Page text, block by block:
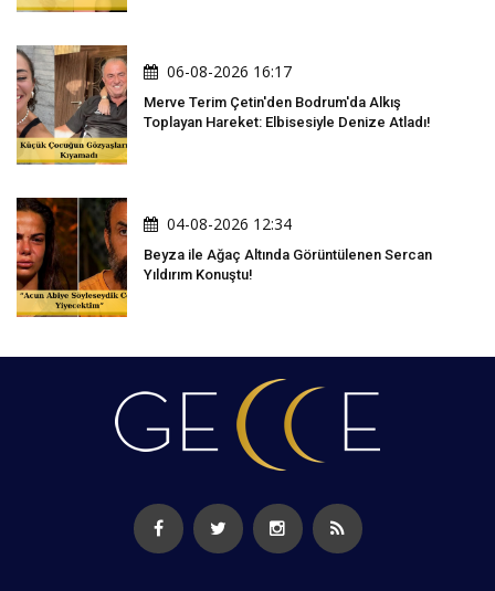
06-08-2026 16:17
Merve Terim Çetin'den Bodrum'da Alkış
Toplayan Hareket: Elbisesiyle Denize Atladı!
04-08-2026 12:34
Beyza ile Ağaç Altında Görüntülenen Sercan
Yıldırım Konuştu!